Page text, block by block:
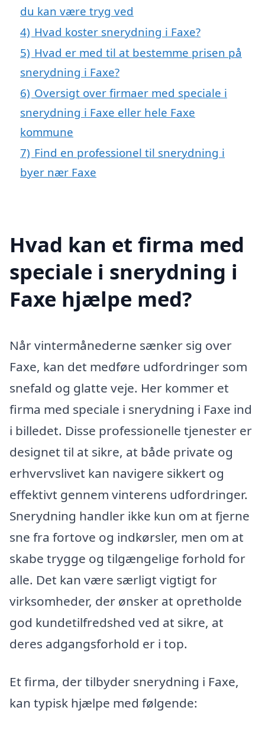
du kan være tryg ved
4) Hvad koster snerydning i Faxe?
5) Hvad er med til at bestemme prisen på
snerydning i Faxe?
6) Oversigt over firmaer med speciale i
snerydning i Faxe eller hele Faxe
kommune
7) Find en professionel til snerydning i
byer nær Faxe
Hvad kan et firma med
speciale i snerydning i
Faxe hjælpe med?
Når vintermånederne sænker sig over
Faxe, kan det medføre udfordringer som
snefald og glatte veje. Her kommer et
firma med speciale i snerydning i Faxe ind
i billedet. Disse professionelle tjenester er
designet til at sikre, at både private og
erhvervslivet kan navigere sikkert og
effektivt gennem vinterens udfordringer.
Snerydning handler ikke kun om at fjerne
sne fra fortove og indkørsler, men om at
skabe trygge og tilgængelige forhold for
alle. Det kan være særligt vigtigt for
virksomheder, der ønsker at opretholde
god kundetilfredshed ved at sikre, at
deres adgangsforhold er i top.
Et firma, der tilbyder snerydning i Faxe,
kan typisk hjælpe med følgende: